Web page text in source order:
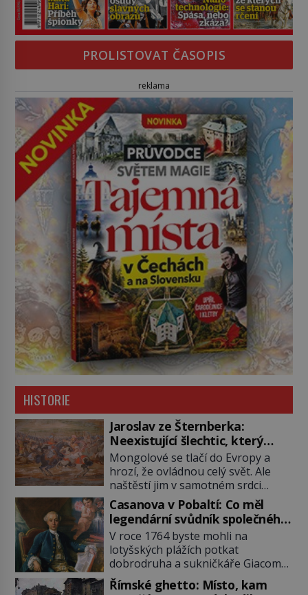
PROLISTOVAT ČASOPIS
reklama
HISTORIE
Jaroslav ze Šternberka:
Neexistující šlechtic, který
z Moravy vyžene Mongoly
Mongolové se tlačí do Evropy a
hrozí, že ovládnou celý svět. Ale
naštěstí jim v samotném srdci
Evropy stojí v cestě malé, ale silné
království, které dokáže
dobyvatelské hordy zastavit. Co
nedokáže žádná z asijských říší, co
nedokážou Němci – to dokáže
český král. Nebo že by ne?
Mongolové od roku 1223 postupují
Casanova v Pobaltí: Co měl
legendární svůdník společného
se svobodnými zednáři?
V roce 1764 byste mohli na
lotyšských plážích potkat
dobrodruha a sukničkáře Giacoma
Casanovu. Jeho cesta k Baltskému
moři však nebyla turistickým
Římské ghetto: Místo, kam